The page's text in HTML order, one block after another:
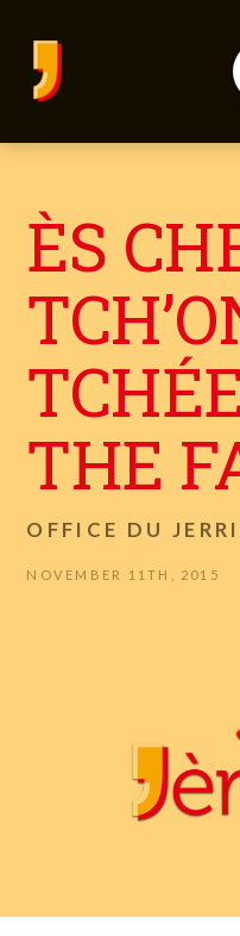
ÈS
THE
OFFICE DU
NOVEMBER 11TH, 2015